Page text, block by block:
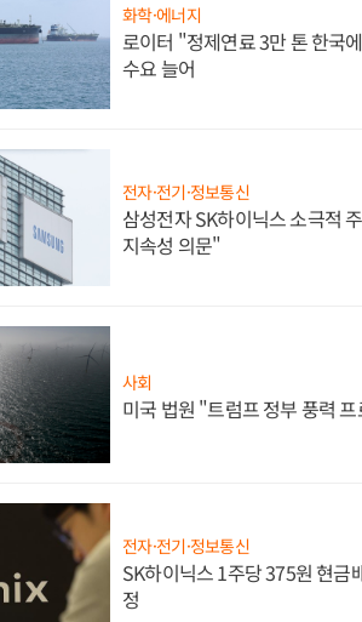
화학·에너지
로이터 "정제연료 3만 톤 한국
수요 늘어
전자·전기·정보통신
삼성전자 SK하이닉스 소극적
지속성 의문"
사회
미국 법원 "트럼프 정부 풍력
전자·전기·정보통신
SK하이닉스 1주당 375원 현금
정